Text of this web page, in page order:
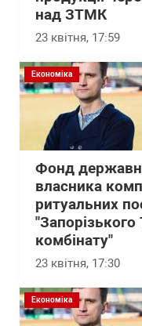
над ЗТМК
23 квітня, 17:59
Економіка
Фонд
власника
ритуальних
комбінату"
23 квітня, 17:30
Економіка